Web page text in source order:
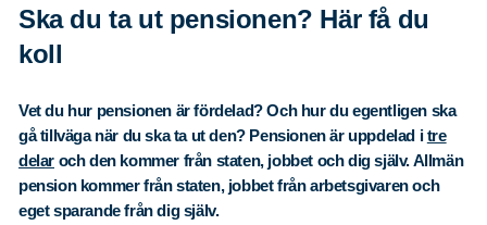
Ska du ta ut pensionen? Här få du
koll
Vet du hur pensionen är fördelad? Och hur du egentligen ska
gå tillväga när du ska ta ut den? Pensionen är uppdelad itre
delar och den kommer från staten, jobbet och dig själv. Allmän
pension kommer från staten, jobbet från arbetsgivaren och
eget sparande från dig själv.